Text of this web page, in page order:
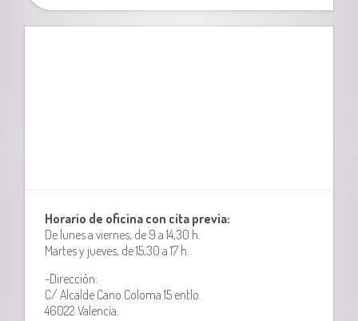
Horario de oficina con cita previa:
De lunes a viernes, de 9 a 14,30 h.
Martes y jueves, de 15,30 a 17 h.
-Dirección:
C/ Alcalde Cano Coloma 15 entlo.
46022 Valencia.